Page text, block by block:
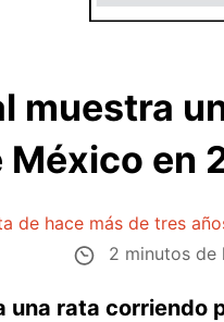
muestra
en
de hace más de tres
2 minutos de
una rata corriendo